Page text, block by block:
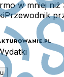
w mniej niż
Przewodnik